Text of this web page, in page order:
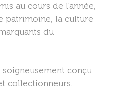
au cours de l'année,
patrimoine, la culture
du
conçu
collectionneurs.